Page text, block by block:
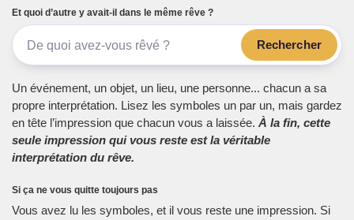
Et quoi d’autre y avait-il dans le même rêve ?
Rechercher
Un événement, un objet, un lieu, une personne... chacun a sa
propre interprétation. Lisez les symboles un par un, mais gardez
en tête l’impression que chacun vous a laissée. À la fin, cette
seule impression qui vous reste est la véritable
interprétation du rêve.
Si ça ne vous quitte toujours pas
Vous avez lu les symboles, et il vous reste une impression. Si